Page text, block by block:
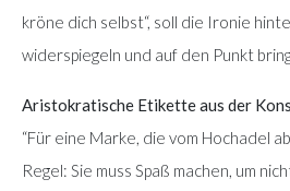
kröne dich selbst“, soll die Ironie
widerspiegeln und auf den Punkt
Aristokratische Etikette aus der
“Für eine Marke, die vom Hochadel
Regel: Sie muss Spaß machen, um